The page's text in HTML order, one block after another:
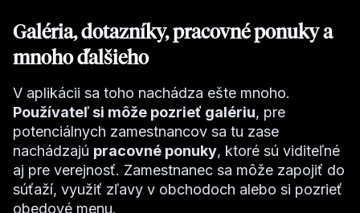
Galéria, dotazníky, pracovné ponuky a
mnoho ďalšieho
V aplikácii sa toho nachádza ešte mnoho.
Používateľ si môže pozrieť galériu, pre
potenciálnych zamestnancov sa tu zase
nachádzajú pracovné ponuky, ktoré sú viditeľné
aj pre verejnosť. Zamestnanec sa môže zapojiť do
súťaží, využiť zľavy v obchodoch alebo si pozrieť
obedové menu.